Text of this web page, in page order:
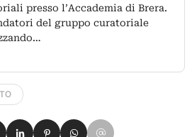
presso l’Accademia di Brera.
del gruppo curatoriale
su Facebook
su X
Condividi su LinkedIn
Condividi su Pinterest
Condividi su WhatsApp
Condividi su Email